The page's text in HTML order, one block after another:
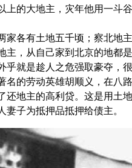
上的大地主，灾年他用一斗
各有土地五千顷；察北地主
主，从自己家到北京的地都
乎就是趁人之危强取豪夺，
名的劳动英雄胡顺义，在八
还地主的高利贷。这是用土
妻子为抵押品抵押给债主。